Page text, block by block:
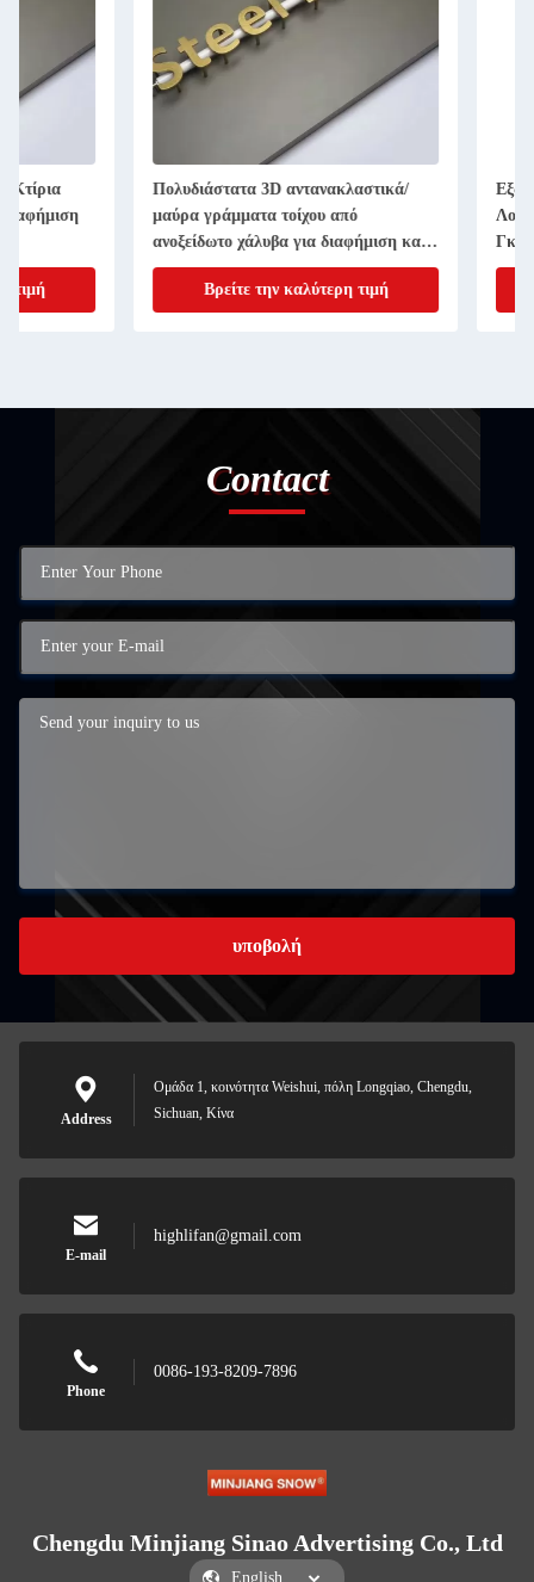
Πολυδιάστατα 3D αντανακλαστικά/
μαύρα γράμματα τοίχου από
ανοξείδωτο χάλυβα για διαφήμιση και
επιχειρήσεις
Βρείτε την καλύτερη τιμή
Εξωτερικά Σήματα
Λογικού Τυπωμένες
Γκαλερί Τέχνης
Contact
υποβολή
Address
Ομάδα 1, κοινότητα Weishui, πόλη Longqiao, Chengdu,
Sichuan, Κίνα
E-mail
highlifan@gmail.com
Phone
0086-193-8209-7896
Chengdu Minjiang Sinao Advertising Co., Ltd